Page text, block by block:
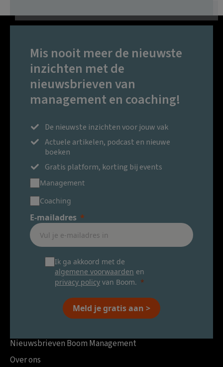
Mis nooit meer de nieuwste
inzichten met de
nieuwsbrieven van
management en coaching!
De nieuwste inzichten voor jouw vak
Actuele artikelen, podcast en nieuwe
boeken
Gratis platform, korting bij events
Management
Coaching
E-mailadres
Ik ga akkoord met de
algemene voorwaarden en
privacy policy van Boom.
Meld je gratis aan >
Nieuwsbrieven Boom Management
Over ons